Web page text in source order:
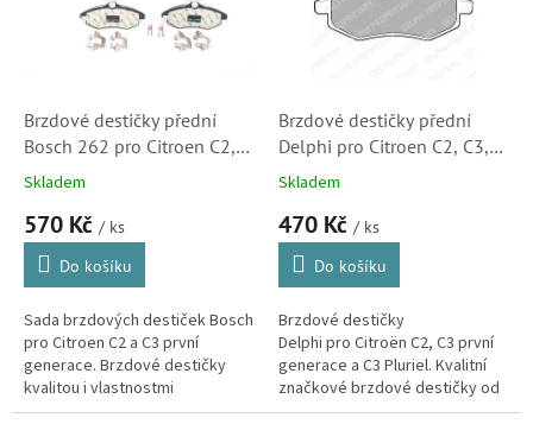
Brzdové destičky přední
Bosch 262 pro Citroen C2,
C3 (425384, 0986494262)
Skladem
570 Kč / ks
Do košíku
Sada brzdových destiček Bosch
pro Citroen C2 a C3 první
generace. Brzdové destičky
kvalitou i vlastnostmi
odpovídající originálním dílům.
Brzdové destičky přední
Delphi pro Citroen C2, C3,
C3 Pluriel (LP1716, 425236,
Skladem
470 Kč / ks
Do košíku
Brzdové destičky
Delphi pro Citroën C2, C3 první
generace a C3 Pluriel. Kvalitní
značkové brzdové destičky od
největšího výrobce autodílů.